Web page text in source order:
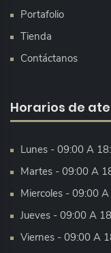
Portafolio
Tienda
Contáctanos
Horarios de
Lunes - 09:00 A
Martes - 09:00 A
Miercoles - 09:00
Jueves - 09:00 A
Viernes - 09:00 A